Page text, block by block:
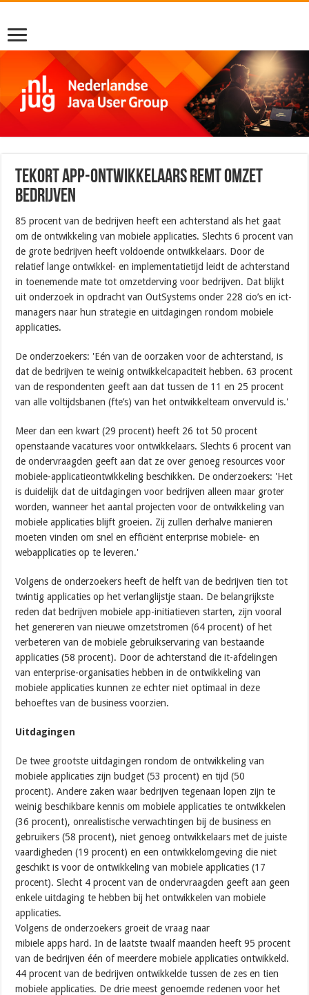
Tekort app-ontwikkelaars remt omzet
bedrijven
85 procent van de bedrijven heeft een achterstand als het gaat
om de ontwikkeling van mobiele applicaties. Slechts 6 procent van
de grote bedrijven heeft voldoende ontwikkelaars. Door de
relatief lange ontwikkel- en implementatietijd leidt de achterstand
in toenemende mate tot omzetderving voor bedrijven. Dat blijkt
uit onderzoek in opdracht van OutSystems onder 228 cio’s en ict-
managers naar hun strategie en uitdagingen rondom mobiele
applicaties.
De onderzoekers: 'Eén van de oorzaken voor de achterstand, is
dat de bedrijven te weinig ontwikkelcapaciteit hebben. 63 procent
van de respondenten geeft aan dat tussen de 11 en 25 procent
van alle voltijdsbanen (fte’s) van het ontwikkelteam onvervuld is.'
Meer dan een kwart (29 procent) heeft 26 tot 50 procent
openstaande vacatures voor ontwikkelaars. Slechts 6 procent van
de ondervraagden geeft aan dat ze over genoeg resources voor
mobiele-applicatieontwikkeling beschikken. De onderzoekers: 'Het
is duidelijk dat de uitdagingen voor bedrijven alleen maar groter
worden, wanneer het aantal projecten voor de ontwikkeling van
mobiele applicaties blijft groeien. Zij zullen derhalve manieren
moeten vinden om snel en efficiënt enterprise mobiele- en
webapplicaties op te leveren.'
Volgens de onderzoekers heeft de helft van de bedrijven tien tot
twintig applicaties op het verlanglijstje staan. De belangrijkste
reden dat bedrijven mobiele app-initiatieven starten, zijn vooral
het genereren van nieuwe omzetstromen (64 procent) of het
verbeteren van de mobiele gebruikservaring van bestaande
applicaties (58 procent). Door de achterstand die it-afdelingen
van enterprise-organisaties hebben in de ontwikkeling van
mobiele applicaties kunnen ze echter niet optimaal in deze
behoeftes van de business voorzien.
Uitdagingen
De twee grootste uitdagingen rondom de ontwikkeling van
mobiele applicaties zijn budget (53 procent) en tijd (50
procent). Andere zaken waar bedrijven tegenaan lopen zijn te
weinig beschikbare kennis om mobiele applicaties te ontwikkelen
(36 procent), onrealistische verwachtingen bij de business en
gebruikers (58 procent), niet genoeg ontwikkelaars met de juiste
vaardigheden (19 procent) en een ontwikkelomgeving die niet
geschikt is voor de ontwikkeling van mobiele applicaties (17
procent). Slecht 4 procent van de ondervraagden geeft aan geen
enkele uitdaging te hebben bij het ontwikkelen van mobiele
applicaties.
Volgens de onderzoekers groeit de vraag naar
mibiele apps hard. In de laatste twaalf maanden heeft 95 procent
van de bedrijven één of meerdere mobiele applicaties ontwikkeld.
44 procent van de bedrijven ontwikkelde tussen de zes en tien
mobiele applicaties. De drie meest genoemde redenen voor het